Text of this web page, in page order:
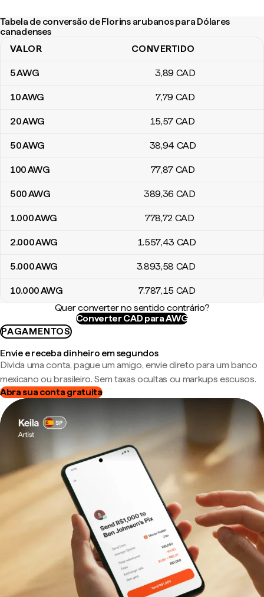
Tabela de conversão de Florins arubanos para Dólares
canadenses
Tabela de conversão de Florins arubanos para Dólares
VALOR CONVERTIDO
5AWG 3,89 CAD
10AWG 7,79 CAD
20AWG 15,57 CAD
50AWG 38,94 CAD
100AWG 77,87 CAD
500AWG 389,36 CAD
1.000AWG 778,72 CAD
2.000AWG 1.557,43 CAD
5.000AWG 3.893,58 CAD
10.000AWG 7.787,15 CAD
Quer converter no sentido contrário?
Converter CAD para AWG
PAGAMENTOS
Envie e receba dinheiro em segundos
Divida uma conta, pague um amigo, envie direto para um banco
mexicano ou brasileiro. Sem taxas ocultas ou markups escusos.
Abra sua conta gratuita